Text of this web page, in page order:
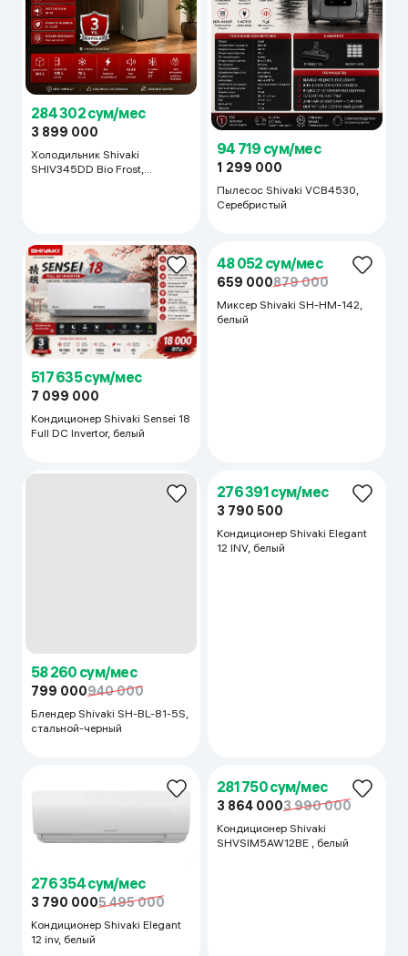
284 302 сум/мес
3 899 000
Холодильник Shivaki
SHIV345DD Bio Frost,
94 719 сум/мес
1 299 000
Пылесос Shivaki VCB4530,
Серебристый
517 635 сум/мес
7 099 000
Кондиционер Shivaki Sensei 18
Full DC Invertor, белый
48 052 сум/мес
659 000879 000
Миксер Shivaki SH-HM-142,
белый
Блендер Shivaki SH-BL-81-5S,
стальной-черный
276 391 сум/мес